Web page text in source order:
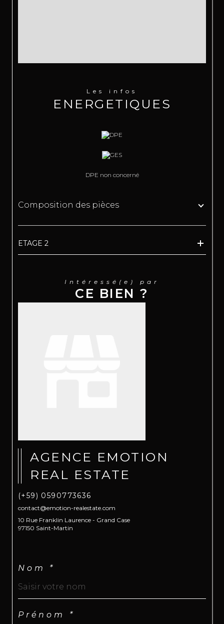
Les infos
ENERGETIQUES
DPE non concerné
Composition des pièces
ETAGE 2
Intéressé(e) par
CE BIEN ?
AGENCE EMOTION
REAL ESTATE
(+59) 0590773636
contact@emotion-realestate.com
10 Rue Franklin Laurence - Grand Case
97150 Saint-Martin
Nom *
Prénom *